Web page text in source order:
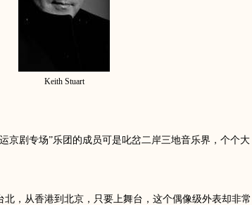
Keith Stuart
剧专场”乐团的成员可是叱岔二岸三地音乐界，个个大
，从香港到北京，只要上舞台，这个偶像级外表却非常